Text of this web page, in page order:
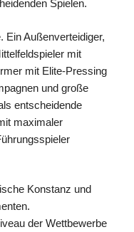
Spielen.
Ein Außenverteidiger,
mit
mit Elite-Pressing
und große
entscheidende
maximaler
Konstanz und
der Wettbewerbe